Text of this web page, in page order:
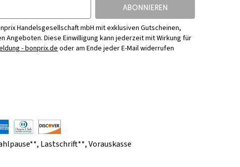
ABONNIEREN
Handelsgesellschaft mbH mit exklusiven Gutscheinen,
Angeboten. Diese Einwilligung kann jederzeit mit Wirkung für
- bonprix.deoder am Ende jeder E-Mail widerrufen
, Lastschrift**,Vorauskasse